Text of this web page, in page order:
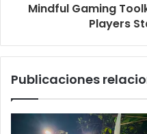
Mindful Gaming
Players
Publicaciones